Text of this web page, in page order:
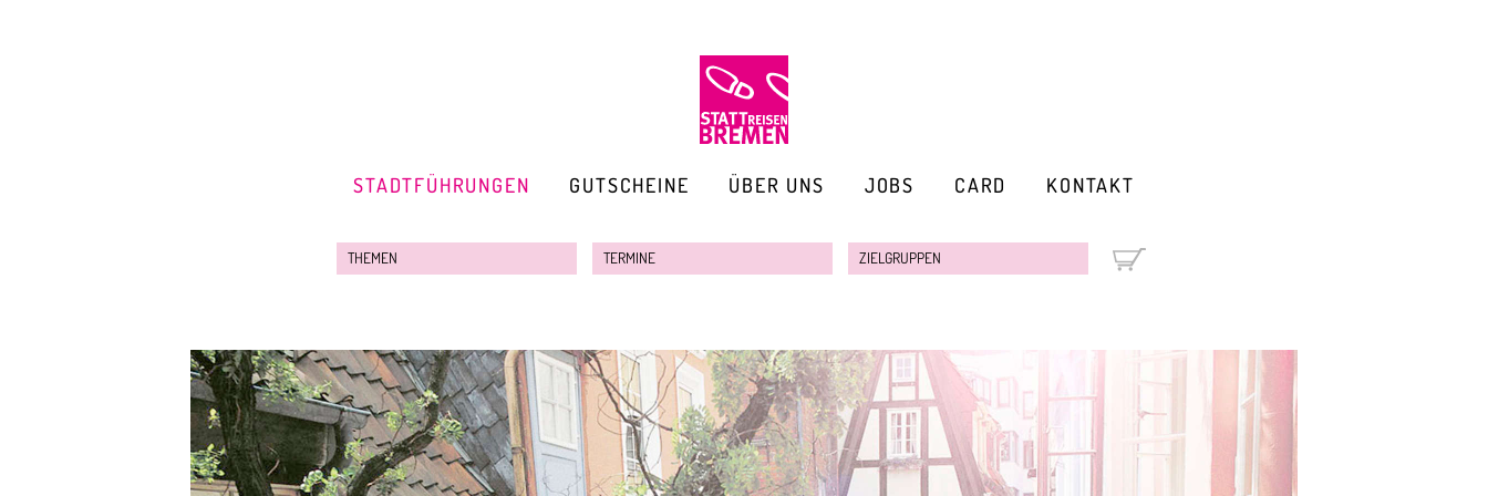
STADTFÜHRUNGEN GUTSCHEINE ÜBER UNS JOBS CARD KONTAKT